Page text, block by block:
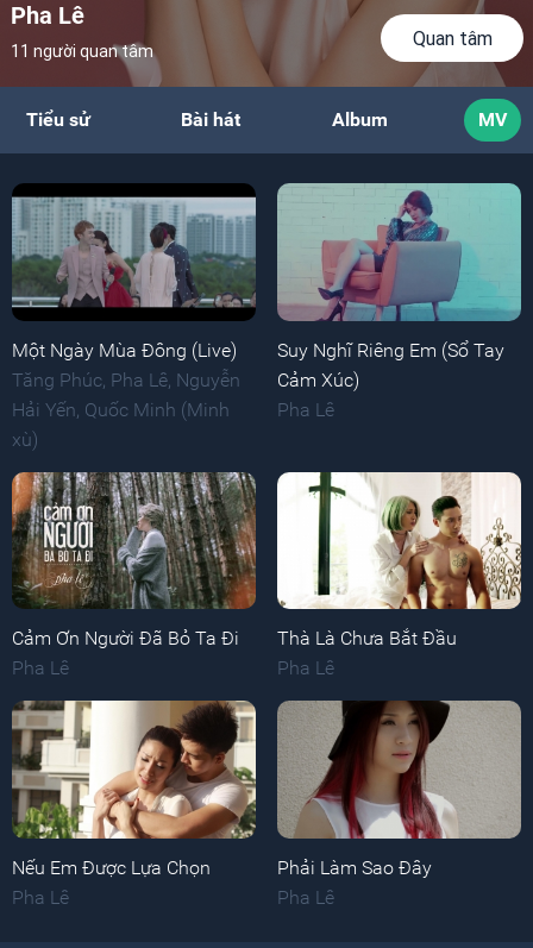
Pha Lê
11 người quan tâm
Quan tâm
Tiểu sử Bài hát Album MV
Một Ngày Mùa Đông (Live)
Tăng Phúc Pha Lê Nguyễn
Hải Yến Quốc Minh (Minh
xù)
Suy Nghĩ Riêng Em (Sổ Tay
Cảm Xúc)
Pha Lê
Cảm Ơn Người Đã Bỏ Ta Đi
Pha Lê
Thà Là Chưa Bắt Đầu
Pha Lê
Nếu Em Được Lựa Chọn
Pha Lê
Phải Làm Sao Đây
Pha Lê